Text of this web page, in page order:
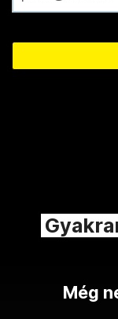
Még